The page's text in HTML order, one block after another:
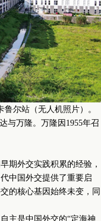
尔站（无人机照片）。
与万隆。万隆因1955年召
外交实践积累的经验，
中国外交提供了重要启
的核心基因始终未变，同
主是中国外交的“定海神